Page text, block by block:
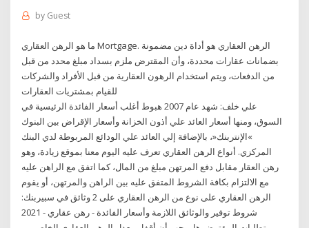
by Guest
ما هو الرهن العقاري Mortgage. الرهن العقاري هو أداة دين مضمونة
بضمانات عقارات محددة، وأن المقترض ملزم بسداد مبلغ محدد من قبل
من الدفعات، ويتم استخدام الرهون العقارية من قبل الأفراد والشركات
للقيام بمشتريات العقارات
علي خلف: شهد عام 2007 هبوط أغلب أسعار الفائدة الرئيسية في
السوق، ومنها أسعار العائد علي أذون الخزانة وأسعار الإقراض بين البنوك
»الإنتربنك«، بالإضافة إلي العائد علي الودائع المربوطة لدي البنك
المركزي. أنواع الرهن العقاري تعرف عليه اليوم معنا بموقع زيادة، وهو
رهن العقار مقابل دفع المرتهن مبلغ من المال، كما اتفق مع الراهن عليه
مع الالتزام بكافة الشروط المتفق عليه بين الراهن والمرتهن، أو يقوم
الرهن العقاري على نوع من الرهن العقاري على 2 وثائق في سبيربنك:
شروط توفير والوثائق اللازمة وأسعار الفائدة - رهن عقاري - 2021